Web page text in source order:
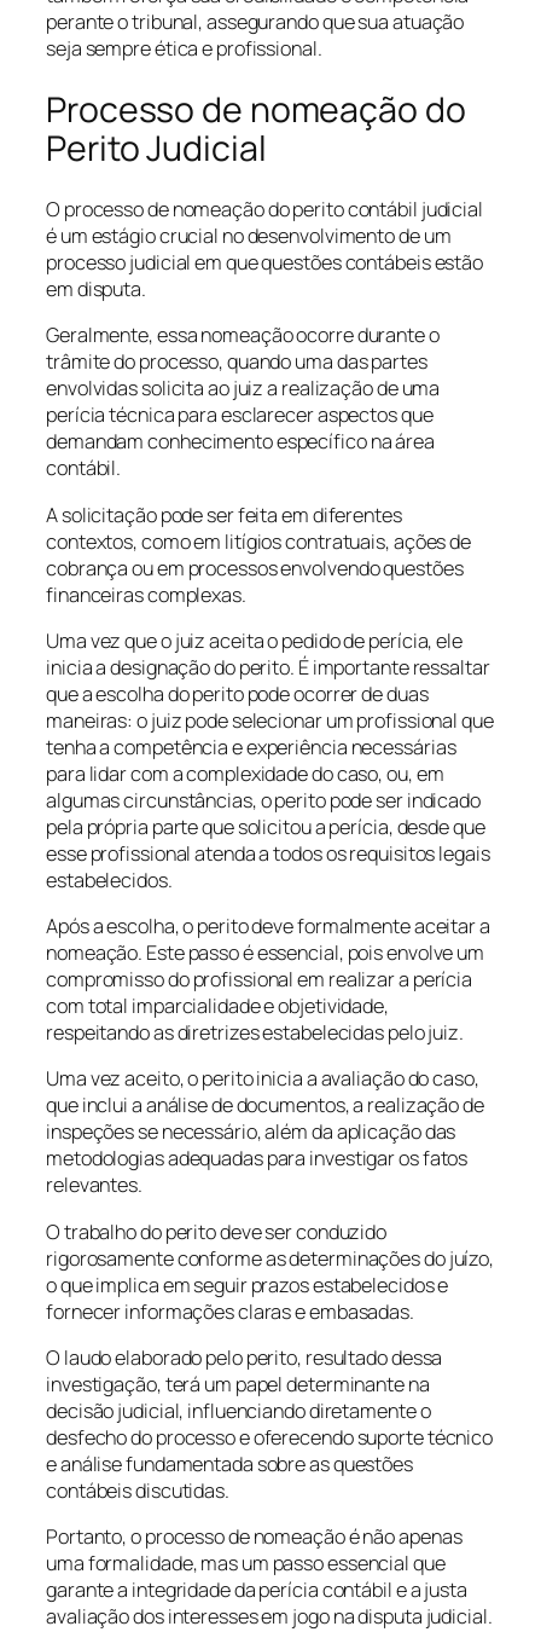
perante o tribunal, assegurando que sua atuação
seja sempre ética e profissional.
Processo de nomeação do
Perito Judicial
O processo de nomeação do perito contábil judicial
é um estágio crucial no desenvolvimento de um
processo judicial em que questões contábeis estão
em disputa.
Geralmente, essa nomeação ocorre durante o
trâmite do processo, quando uma das partes
envolvidas solicita ao juiz a realização de uma
perícia técnica para esclarecer aspectos que
demandam conhecimento específico na área
contábil.
A solicitação pode ser feita em diferentes
contextos, como em litígios contratuais, ações de
cobrança ou em processos envolvendo questões
financeiras complexas.
Uma vez que o juiz aceita o pedido de perícia, ele
inicia a designação do perito. É importante ressaltar
que a escolha do perito pode ocorrer de duas
maneiras: o juiz pode selecionar um profissional que
tenha a competência e experiência necessárias
para lidar com a complexidade do caso, ou, em
algumas circunstâncias, o perito pode ser indicado
pela própria parte que solicitou a perícia, desde que
esse profissional atenda a todos os requisitos legais
estabelecidos.
Após a escolha, o perito deve formalmente aceitar a
nomeação. Este passo é essencial, pois envolve um
compromisso do profissional em realizar a perícia
com total imparcialidade e objetividade,
respeitando as diretrizes estabelecidas pelo juiz.
Uma vez aceito, o perito inicia a avaliação do caso,
que inclui a análise de documentos, a realização de
inspeções se necessário, além da aplicação das
metodologias adequadas para investigar os fatos
relevantes.
O trabalho do perito deve ser conduzido
rigorosamente conforme as determinações do juízo,
o que implica em seguir prazos estabelecidos e
fornecer informações claras e embasadas.
O laudo elaborado pelo perito, resultado dessa
investigação, terá um papel determinante na
decisão judicial, influenciando diretamente o
desfecho do processo e oferecendo suporte técnico
e análise fundamentada sobre as questões
contábeis discutidas.
Portanto, o processo de nomeação é não apenas
uma formalidade, mas um passo essencial que
garante a integridade da perícia contábil e a justa
avaliação dos interesses em jogo na disputa judicial.